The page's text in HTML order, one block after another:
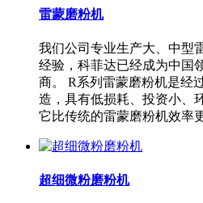
雷蒙磨粉机
我们公司专业生产大、中型
经验，科菲达已经成为中国
商。 R系列雷蒙磨粉机是经
造，具有低损耗、投资小、
它比传统的雷蒙磨粉机效率
超细微粉磨粉机